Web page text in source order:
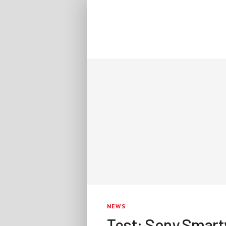
NEWS